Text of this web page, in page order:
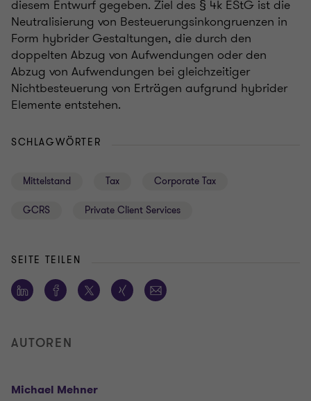
diesem Entwurf gegeben. Ziel des § 4k EStG ist die
Neutralisierung von Besteuerungsinkongruenzen in
Form hybrider Gestaltungen, die durch den
doppelten Abzug von Aufwendungen oder den
Abzug von Aufwendungen bei gleichzeitiger
Nichtbesteuerung von Erträgen aufgrund hybrider
Elemente entstehen.
SCHLAGWÖRTER
Mittelstand Tax Corporate Tax
GCRS Private Client Services
SEITE TEILEN
AUTOREN
Michael Mehner